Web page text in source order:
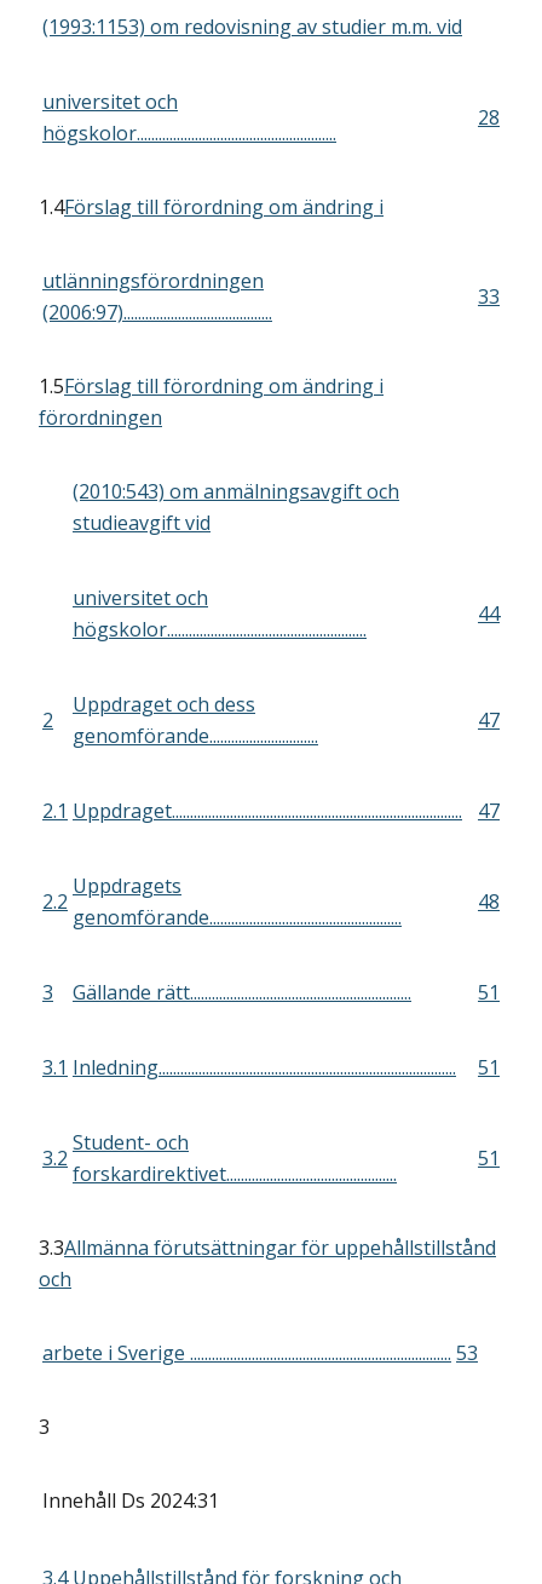
(1993:1153) om redovisning av studier m.m. vid
universitet och
högskolor.......................................................
28
1.4Förslag till förordning om ändring i
utlänningsförordningen
(2006:97).........................................
33
1.5Förslag till förordning om ändring i
förordningen
(2010:543) om anmälningsavgift och
studieavgift vid
universitet och
högskolor.......................................................
44
2
Uppdraget och dess
genomförande..............................
47
2.1 Uppdraget................................................................................ 47
2.2
Uppdragets
genomförande.....................................................
48
3 Gällande rätt............................................................. 51
3.1 Inledning.................................................................................. 51
3.2
Student- och
forskardirektivet...............................................
51
3.3Allmänna förutsättningar för uppehållstillstånd
och
arbete i Sverige ........................................................................ 53
3
Innehåll Ds 2024:31
3.4 Uppehållstillstånd för forskning och